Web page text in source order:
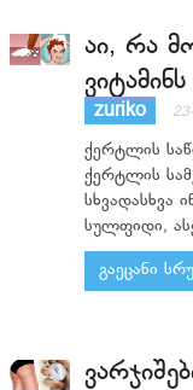
აი, რა
zuriko
ქერტლის
ქერტლის
სხვადასხვა
სულფიდი,
გაეცანი